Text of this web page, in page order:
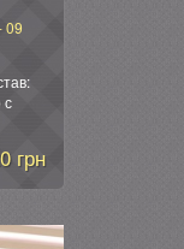
09
с
грн